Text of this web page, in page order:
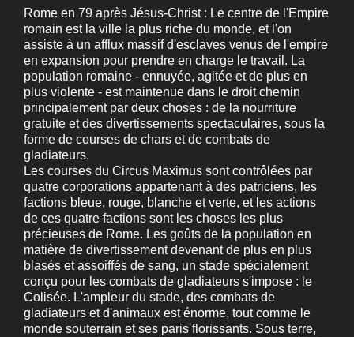
Rome en 79 après Jésus-Christ : Le centre de l'Empire
romain est la ville la plus riche du monde, et l'on
assiste à un afflux massif d'esclaves venus de l'empire
en expansion pour prendre en charge le travail. La
population romaine - ennuyée, agitée et de plus en
plus violente - est maintenue dans le droit chemin
principalement par deux choses : de la nourriture
gratuite et des divertissements spectaculaires, sous la
forme de courses de chars et de combats de
gladiateurs.
Les courses du Circus Maximus sont contrôlées par
quatre corporations appartenant à des patriciens, les
factions bleue, rouge, blanche et verte, et les actions
de ces quatre factions sont les choses les plus
précieuses de Rome. Les goûts de la population en
matière de divertissement devenant de plus en plus
blasés et assoiffés de sang, un stade spécialement
conçu pour les combats de gladiateurs s'impose : le
Colisée. L'ampleur du stade, des combats de
gladiateurs et d'animaux est énorme, tout comme le
monde souterrain et ses paris florissants. Sous terre,